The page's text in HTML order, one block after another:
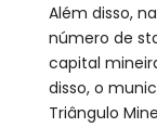
Além disso,
número de
capital
disso, o
Triângulo